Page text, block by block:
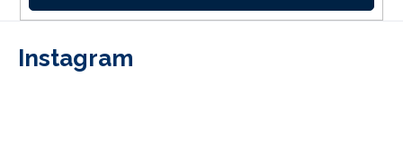
Instagram